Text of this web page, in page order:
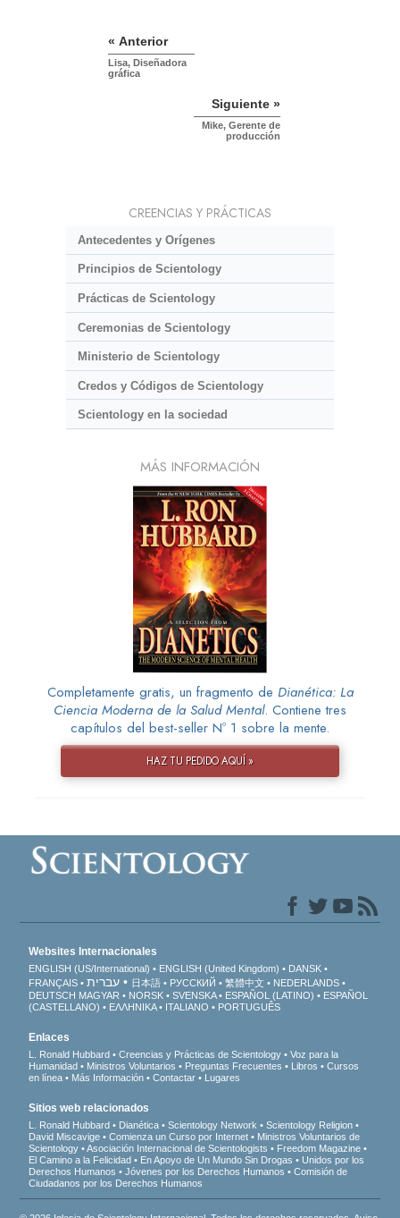
« Anterior
Lisa, Diseñadora
gráfica
Siguiente »
Mike, Gerente de
producción
CREENCIAS Y PRÁCTICAS
Antecedentes y Orígenes
Principios de Scientology
Prácticas de Scientology
Ceremonias de Scientology
Ministerio de Scientology
Credos y Códigos de Scientology
Scientology en la sociedad
MÁS INFORMACIÓN
Completamente gratis, un fragmento de Dianética: La
Ciencia Moderna de la Salud Mental. Contiene tres
capítulos del best-seller Nº 1 sobre la mente.
HAZ TU PEDIDO AQUÍ »
Websites Internacionales
ENGLISH (US/International) ENGLISH (United Kingdom)
DANSK
FRANÇAIS
עברית 日本語 РУССКИЙ 繁體中文
NEDERLANDS
DEUTSCH MAGYAR NORSK SVENSKA ESPAÑOL (LATINO)
ESPAÑOL
(CASTELLANO)
ΕΛΛΗΝΙΚA ITALIANO PORTUGUÊS
Enlaces
L. Ronald Hubbard Creencias y Prácticas de Scientology
Voz para la
Humanidad
Ministros Voluntarios Preguntas Frecuentes Libros
Cursos
en línea
Más Información Contactar Lugares
Sitios web relacionados
L. Ronald Hubbard Dianética Scientology Network
Scientology Religion
David Miscavige
Comienza un Curso por Internet
Ministros Voluntarios de
Scientology
Asociación Internacional de Scientologists
Freedom Magazine
El Camino a la Felicidad
En Apoyo de Un Mundo Sin Drogas
Unidos por los
Derechos Humanos
Jóvenes por los Derechos Humanos
Comisión de
Ciudadanos por los Derechos Humanos